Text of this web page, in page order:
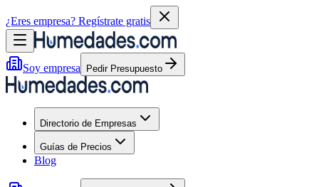
¿Eres empresa? Regístrate gratis
Soy empresa Pedir Presupuesto
Directorio de Empresas
Guías de Precios
Blog